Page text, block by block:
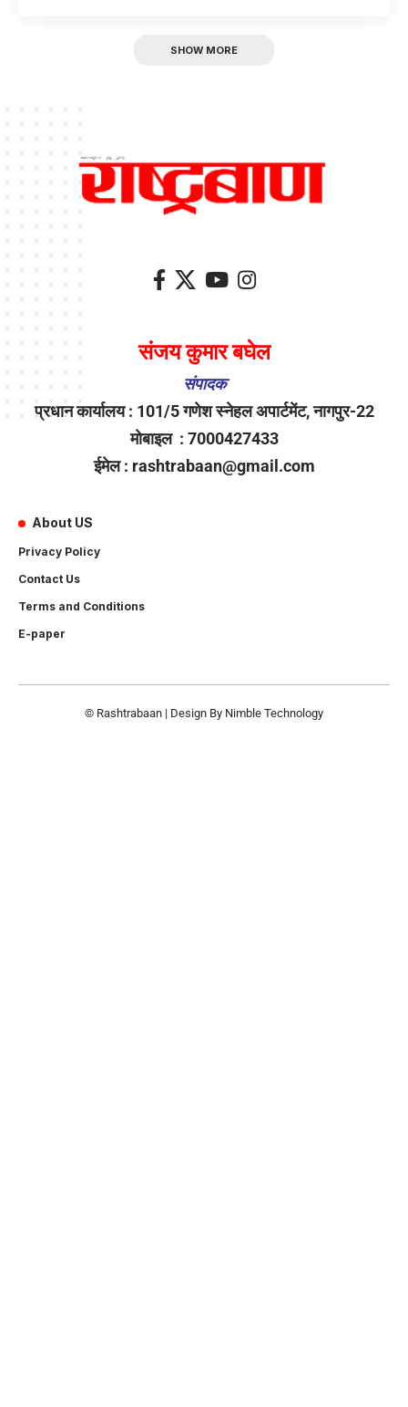
SHOW MORE
संजय कुमार बघेल
संपादक
प्रधान कार्यालय : 101/5 गणेश स्नेहल अपार्टमेंट, नागपुर-22
मोबाइल : 7000427433
ईमेल : rashtrabaan@gmail.com
About US
Privacy Policy
Contact Us
Terms and Conditions
E-paper
© Rashtrabaan | Design By Nimble Technology